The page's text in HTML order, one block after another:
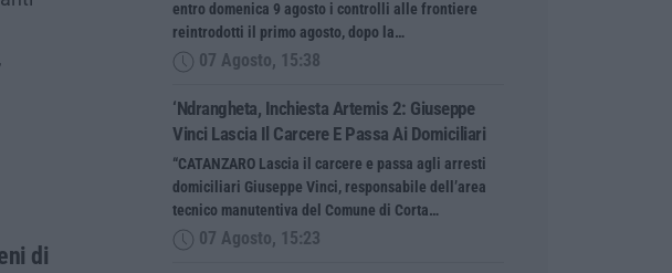
di
entro domenica 9 agosto i controlli alle frontiere
reintrodotti il primo agosto, dopo la…
07 Agosto, 15:38
‘Ndrangheta, Inchiesta Artemis 2: Giuseppe
Vinci Lascia Il Carcere E Passa Ai Domiciliari
“CATANZARO Lascia il carcere e passa agli arresti
domiciliari Giuseppe Vinci, responsabile dell’area
tecnico manutentiva del Comune di Corta…
07 Agosto, 15:23